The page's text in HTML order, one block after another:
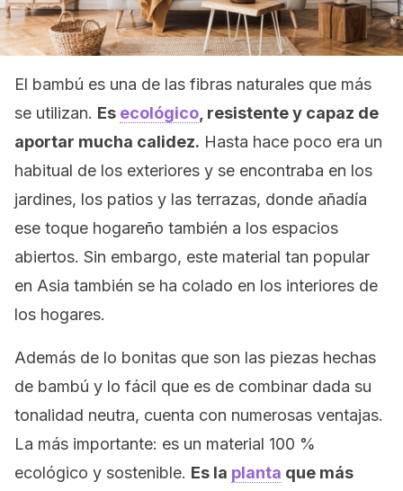
El bambú es una de las fibras naturales que más
se utilizan. Es ecológico , resistente y capaz de
aportar mucha calidez. Hasta hace poco era un
habitual de los exteriores y se encontraba en los
jardines, los patios y las terrazas, donde añadía
ese toque hogareño también a los espacios
abiertos. Sin embargo, este material tan popular
en Asia también se ha colado en los interiores de
los hogares.
Además de lo bonitas que son las piezas hechas
de bambú y lo fácil que es de combinar dada su
tonalidad neutra, cuenta con numerosas ventajas.
La más importante: es un material 100 %
ecológico y sostenible. Es la planta que más